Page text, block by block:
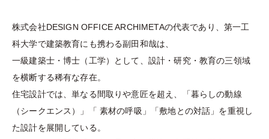
株式会社DESIGN OFFICE ARCHIMETAの代表であり、第⼀⼯
科⼤学で建築教育にも携わる副⽥和哉は、
⼀級建築⼠・博⼠（⼯学）として、設計・研究・教育の三領域
を横断する稀有な存在。
住宅設計では、単なる間取りや意匠を超え、「暮らしの動線
（シークエンス）」「 素材の呼吸」「敷地との対話」を重視し
た設計を展開している。